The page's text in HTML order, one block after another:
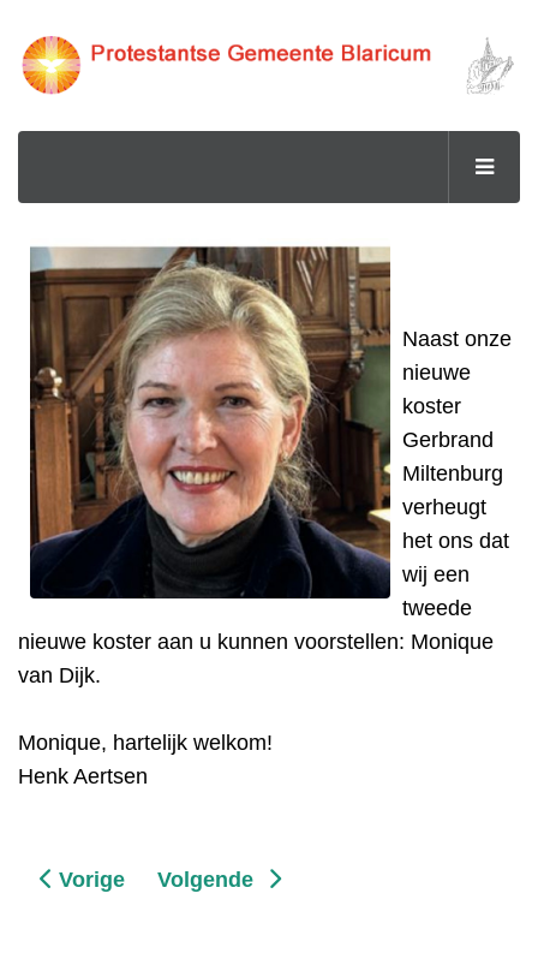
Naast onze
nieuwe
koster
Gerbrand
Miltenburg
verheugt
het ons dat
wij een
tweede
nieuwe koster aan u kunnen voorstellen: Monique
van Dijk.
Monique, hartelijk welkom!
Henk Aertsen
Vorig artikel: Vanaf 1 juli 2025 VOG verplicht
Vorige Volgende artikel: De nieuwe koster
Volgende